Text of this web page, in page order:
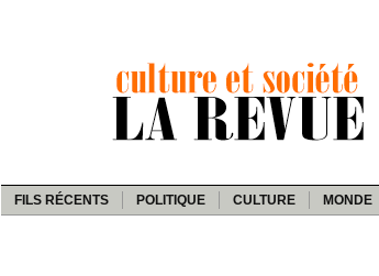
FILS RÉCENTS POLITIQUE CULTURE MONDE